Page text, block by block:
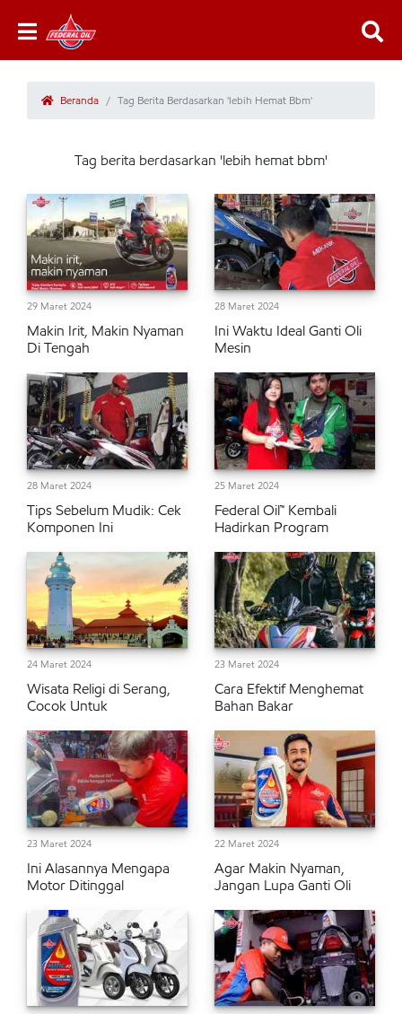
Beranda Tag Berita Berdasarkan 'lebih Hemat Bbm'
Tag berita berdasarkan 'lebih hemat bbm'
29 Maret 2024
Makin Irit, Makin Nyaman
Di Tengah
28 Maret 2024
Ini Waktu Ideal Ganti Oli
Mesin
28 Maret 2024
Tips Sebelum Mudik: Cek
Komponen Ini
25 Maret 2024
Federal Oil™ Kembali
Hadirkan Program
24 Maret 2024
Wisata Religi di Serang,
Cocok Untuk
23 Maret 2024
Cara Efektif Menghemat
Bahan Bakar
23 Maret 2024
Ini Alasannya Mengapa
Motor Ditinggal
22 Maret 2024
Agar Makin Nyaman,
Jangan Lupa Ganti Oli